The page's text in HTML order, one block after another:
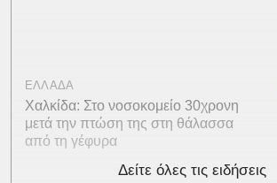
ΕΛΛΑΔΑ
Χαλκίδα: Στο νοσοκομείο 30χρονη
μετά την πτώση της στη θάλασσα
από τη γέφυρα
Δείτε όλες τις ειδήσεις